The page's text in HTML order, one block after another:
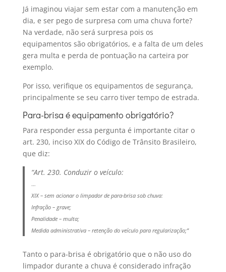
Já imaginou viajar sem estar com a manutenção em
dia, e ser pego de surpresa com uma chuva forte?
Na verdade, não será surpresa pois os
equipamentos são obrigatórios, e a falta de um deles
gera multa e perda de pontuação na carteira por
exemplo.
Por isso, verifique os equipamentos de segurança,
principalmente se seu carro tiver tempo de estrada.
Para-brisa é equipamento obrigatório?
Para responder essa pergunta é importante citar o
art. 230, inciso XIX do Código de Trânsito Brasileiro,
que diz:
“Art. 230. Conduzir o veículo:
…
XIX – sem acionar o limpador de para-brisa sob chuva:
Infração – grave;
Penalidade – multa;
Medida administrativa – retenção do veículo para regularização;”
Tanto o para-brisa é obrigatório que o não uso do
limpador durante a chuva é considerado infração